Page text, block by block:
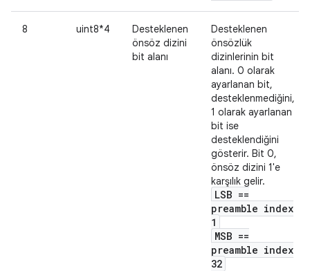
8 uint8*4
Desteklenen
önsöz dizini
bit alanı
Desteklenen
önsözlük
dizinlerinin bit
alanı. 0 olarak
ayarlanan bit,
desteklenmediğini,
1 olarak ayarlanan
bit ise
desteklendiğini
gösterir. Bit 0,
önsöz dizini 1'e
karşılık gelir.
LSB ==
preamble index
1
MSB ==
preamble index
32